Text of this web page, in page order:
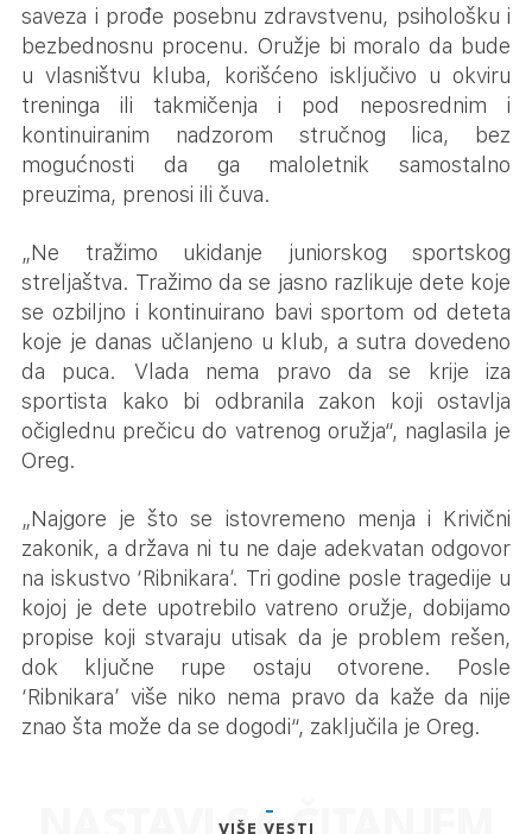
saveza i prođe posebnu zdravstvenu, psihološku i
bezbednosnu procenu. Oružje bi moralo da bude
u vlasništvu kluba, korišćeno isključivo u okviru
treninga ili takmičenja i pod neposrednim i
kontinuiranim nadzorom stručnog lica, bez
mogućnosti da ga maloletnik samostalno
preuzima, prenosi ili čuva.
„Ne tražimo ukidanje juniorskog sportskog
streljaštva. Tražimo da se jasno razlikuje dete koje
se ozbiljno i kontinuirano bavi sportom od deteta
koje je danas učlanjeno u klub, a sutra dovedeno
da puca. Vlada nema pravo da se krije iza
sportista kako bi odbranila zakon koji ostavlja
očiglednu prečicu do vatrenog oružja“, naglasila je
Oreg.
„Najgore je što se istovremeno menja i Krivični
zakonik, a država ni tu ne daje adekvatan odgovor
na iskustvo ‘Ribnikara’. Tri godine posle tragedije u
kojoj je dete upotrebilo vatreno oružje, dobijamo
propise koji stvaraju utisak da je problem rešen,
dok ključne rupe ostaju otvorene. Posle
‘Ribnikara’ više niko nema pravo da kaže da nije
znao šta može da se dogodi“, zaključila je Oreg.
VIŠE VESTI